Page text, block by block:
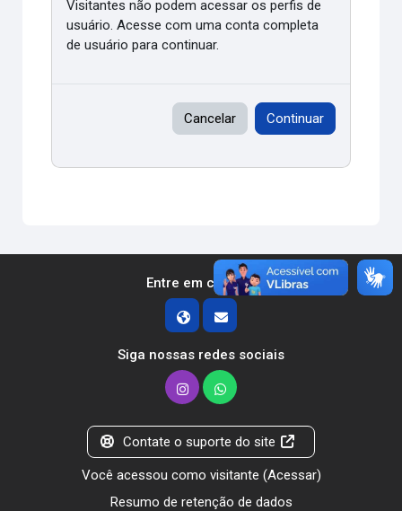
Visitantes não podem acessar os perfis de
usuário. Acesse com uma conta completa
de usuário para continuar.
Cancelar Continuar
Entre em contato
Siga nossas redes sociais
Contate o suporte do site
Você acessou como visitante (Acessar)
Resumo de retenção de dados